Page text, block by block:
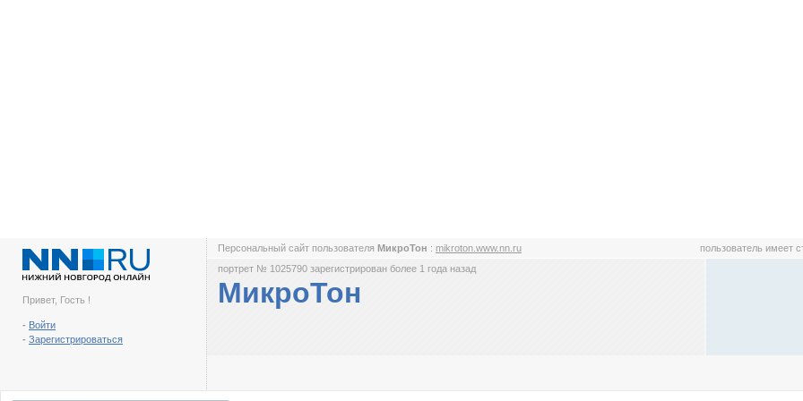
Привет, Гость !
- Войти
- Зарегистрироваться
Персональный сайт пользователя МикроТон : mikroton.www.nn.ru пользователь имеет
портрет № 1025790 зарегистрирован более 1 года назад
МикроТон